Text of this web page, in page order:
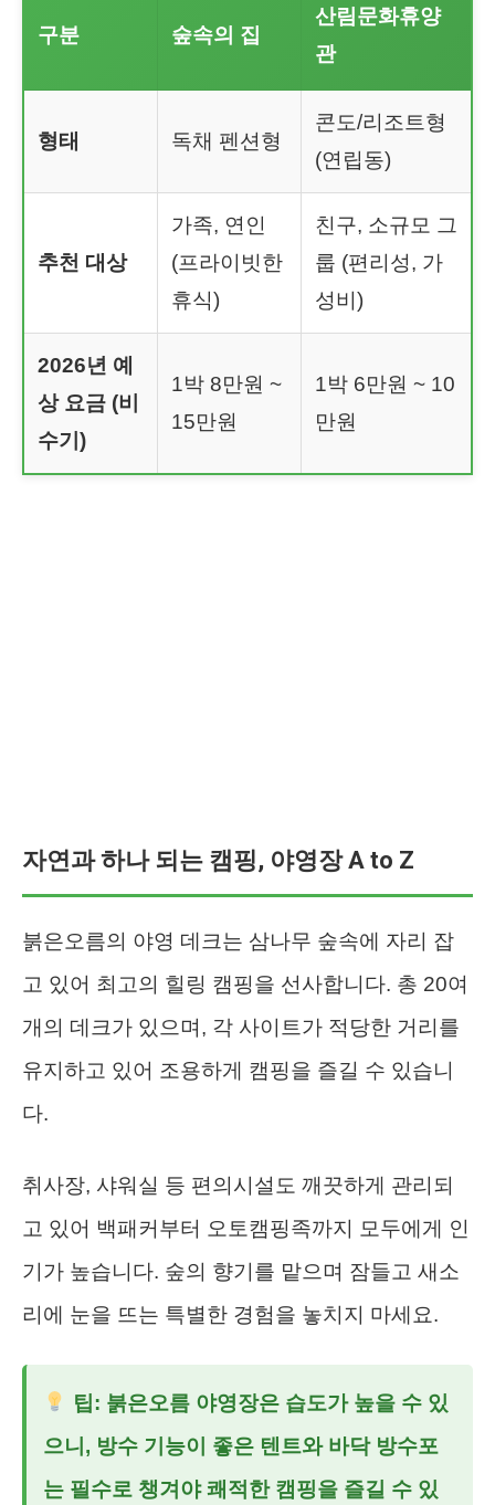
구분 숲속의 집
산림문화휴양
관
형태 독채 펜션형
콘도/리조트형
(연립동)
추천 대상
가족, 연인
(프라이빗한
휴식)
친구, 소규모 그
룹 (편리성, 가
성비)
2026년 예
상 요금 (비
수기)
1박 8만원 ~
15만원
1박 6만원 ~ 10
만원
자연과 하나 되는 캠핑, 야영장 A to Z
붉은오름의 야영 데크는 삼나무 숲속에 자리 잡
고 있어 최고의 힐링 캠핑을 선사합니다. 총 20여
개의 데크가 있으며, 각 사이트가 적당한 거리를
유지하고 있어 조용하게 캠핑을 즐길 수 있습니
다.
취사장, 샤워실 등 편의시설도 깨끗하게 관리되
고 있어 백패커부터 오토캠핑족까지 모두에게 인
기가 높습니다. 숲의 향기를 맡으며 잠들고 새소
리에 눈을 뜨는 특별한 경험을 놓치지 마세요.
팁: 붉은오름 야영장은 습도가 높을 수 있
으니, 방수 기능이 좋은 텐트와 바닥 방수포
는 필수로 챙겨야 쾌적한 캠핑을 즐길 수 있